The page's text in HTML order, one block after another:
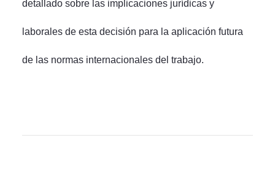
detallado sobre las implicaciones jurídicas y
laborales de esta decisión para la aplicación futura
de las normas internacionales del trabajo.